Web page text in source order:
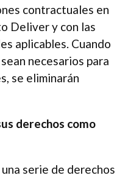
contractuales en
Deliver y con las
aplicables. Cuando
necesarios para
se eliminarán
derechos como
serie de derechos